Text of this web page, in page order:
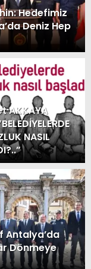
Hedefimiz
Deniz Hep
AKKAYA
NASIL
Antalya’da
Dönmeye